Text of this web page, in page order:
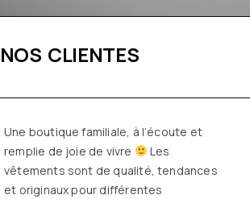
NOS CLIENTES
Une boutique familiale, à l’écoute et
remplie de joie de vivre
Les
vêtements sont de qualité, tendances
et originaux pour différentes